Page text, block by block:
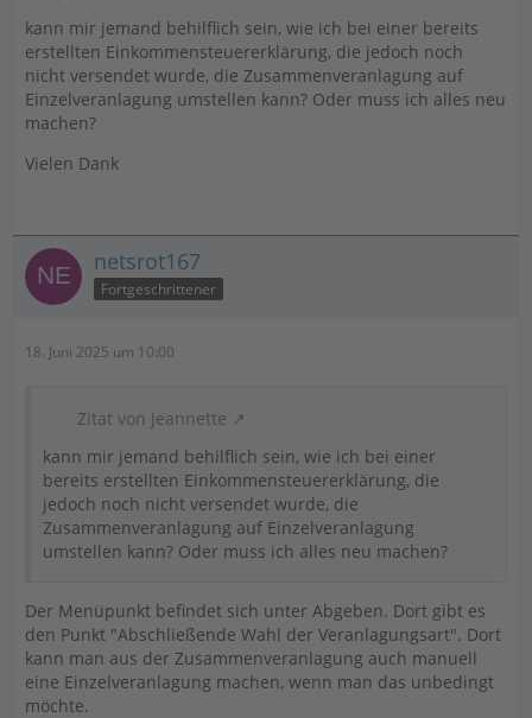
kann mir jemand behilflich sein, wie ich bei einer bereits
erstellten Einkommensteuererklärung, die jedoch noch
nicht versendet wurde, die Zusammenveranlagung auf
Einzelveranlagung umstellen kann? Oder muss ich alles neu
machen?
Vielen Dank
netsrot167
Fortgeschrittener
18. Juni 2025 um 10:00
Zitat von Jeannette
kann mir jemand behilflich sein, wie ich bei einer
bereits erstellten Einkommensteuererklärung, die
jedoch noch nicht versendet wurde, die
Zusammenveranlagung auf Einzelveranlagung
umstellen kann? Oder muss ich alles neu machen?
Der Menüpunkt befindet sich unter Abgeben. Dort gibt es
den Punkt "Abschließende Wahl der Veranlagungsart". Dort
kann man aus der Zusammenveranlagung auch manuell
eine Einzelveranlagung machen, wenn man das unbedingt
möchte.